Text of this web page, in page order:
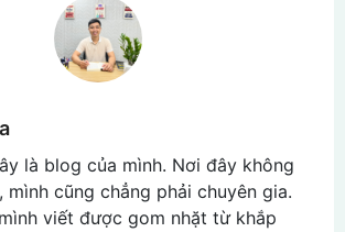
là blog của mình. Nơi đây không
mình cũng chẳng phải chuyên gia.
viết được gom nhặt từ khắp